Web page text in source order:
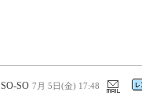
SO-SO 7月 5日(金) 17:48